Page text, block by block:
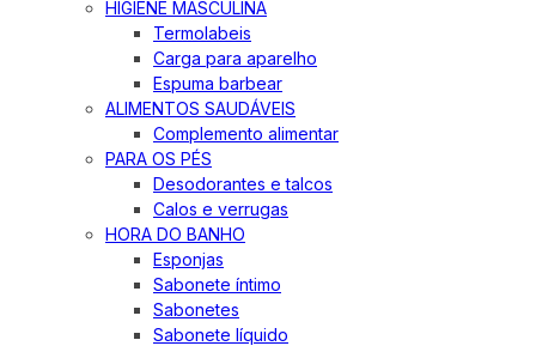
HIGIENE MASCULINA
Termolabeis
Carga para aparelho
Espuma barbear
ALIMENTOS SAUDÁVEIS
Complemento alimentar
PARA OS PÉS
Desodorantes e talcos
Calos e verrugas
HORA DO BANHO
Esponjas
Sabonete íntimo
Sabonetes
Sabonete líquido